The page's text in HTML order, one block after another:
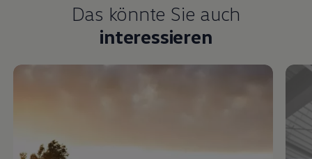
Das könnte Sie auch
interessieren